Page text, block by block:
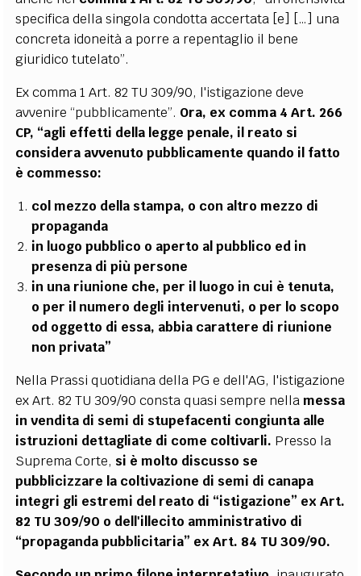
specifica della singola condotta accertata [e] […] una
concreta idoneità a porre a repentaglio il bene
giuridico tutelato”.
Ex comma 1 Art. 82 TU 309/90, l'istigazione deve
avvenire “pubblicamente”. Ora, ex comma 4 Art. 266
CP, “agli effetti della legge penale, il reato si
considera avvenuto pubblicamente quando il fatto
è commesso:
col mezzo della stampa, o con altro mezzo di
propaganda
in luogo pubblico o aperto al pubblico ed in
presenza di più persone
in una riunione che, per il luogo in cui è tenuta,
o per il numero degli intervenuti, o per lo scopo
od oggetto di essa, abbia carattere di riunione
non privata”
Nella Prassi quotidiana della PG e dell'AG, l'istigazione
ex Art. 82 TU 309/90 consta quasi sempre nella messa
in vendita di semi di stupefacenti congiunta alle
istruzioni dettagliate di come coltivarli. Presso la
Suprema Corte, si è molto discusso se
pubblicizzare la coltivazione di semi di canapa
integri gli estremi del reato di “istigazione” ex Art.
82 TU 309/90 o dell'illecito amministrativo di
“propaganda pubblicitaria” ex Art. 84 TU 309/90.